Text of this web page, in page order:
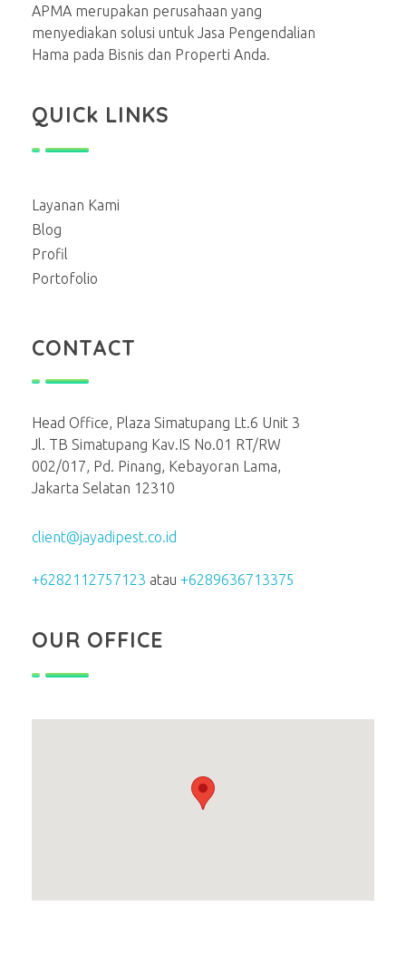
APMA merupakan perusahaan yang
menyediakan solusi untuk Jasa Pengendalian
Hama pada Bisnis dan Properti Anda.
QUICk LINKS
Layanan Kami
Blog
Profil
Portofolio
CONTACT
Head Office, Plaza Simatupang Lt.6 Unit 3
Jl. TB Simatupang Kav.IS No.01 RT/RW
002/017, Pd. Pinang, Kebayoran Lama,
Jakarta Selatan 12310
client@jayadipest.co.id
+6282112757123 atau +6289636713375
OUR OFFICE